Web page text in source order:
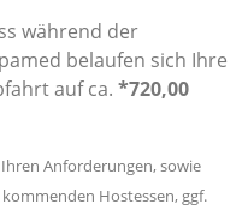
während der
belaufen sich Ihre
auf ca. *720,00
Anforderungen, sowie
Hostessen, ggf.